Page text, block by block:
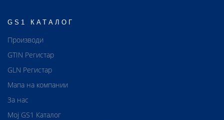
GS1 КАТАЛОГ
Производи
GTIN Регистар
GLN Регистар
Мапа на компании
За нас
Мој GS1 Каталог